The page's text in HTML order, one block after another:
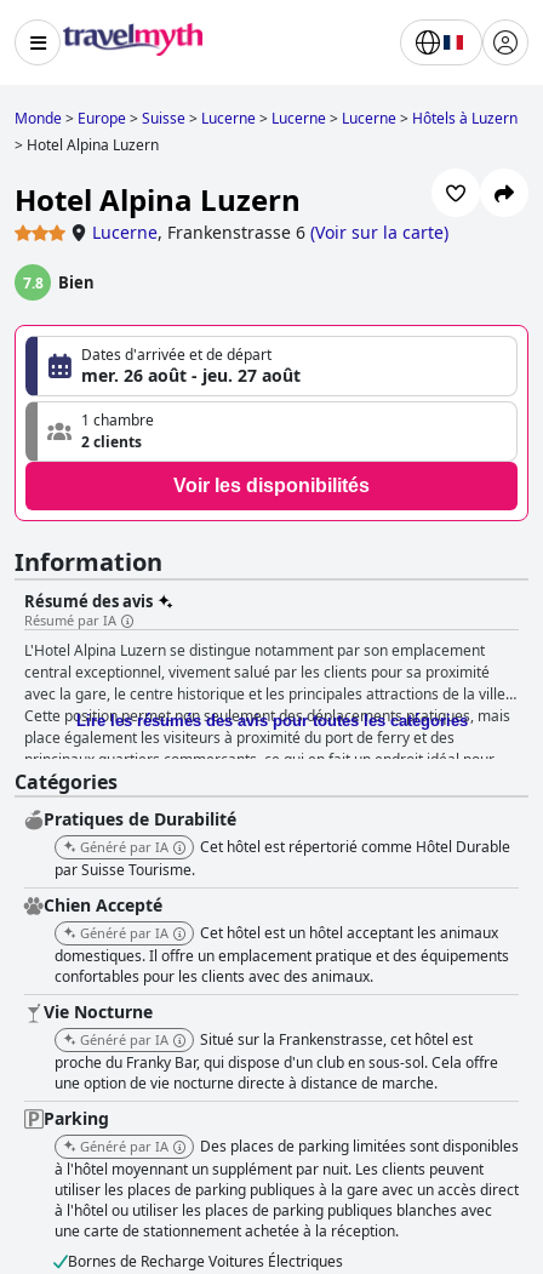
Monde> Europe>Suisse> Lucerne> Lucerne> Lucerne> Hôtels à Luzern
> Hotel Alpina Luzern
Hotel Alpina Luzern
Lucerne, Frankenstrasse 6 (Voir sur la carte)
7.8 Bien
Dates d'arrivée et de départ
mer. 26 août - jeu. 27 août
1 chambre
2 clients
Voir les disponibilités
Information
Résumé des avis
Résumé par IA
L'Hotel Alpina Luzern se distingue notamment par son emplacement
central exceptionnel, vivement salué par les clients pour sa proximité
avec la gare, le centre historique et les principales attractions de la ville.
Cette position permet non seulement des déplacements pratiques, mais
place également les visiteurs à proximité du port de ferry et des
principaux quartiers commerçants, ce qui en fait un endroit idéal pour
explorer Lucerne à pied. Le petit-déjeuner à l'Hotel Alpina Luzern est un
autre point fort, les commentaires le décrivant fréquemment comme
excellent et varié, répondant à diverses préférences alimentaires, y
compris les options végétaliennes. Les clients ont apprécié le service de
petit-déjeuner aux hôtels Metropol ou Monopol voisins, notant la qualité
et le rapport qualité-prix pour un début de journée satisfaisant. Les
chambres de l'hôtel sont louées pour leur espace et leur propreté, des
éléments essentiels pour un séjour confortable. Les familles apprécient
particulièrement les grandes chambres communicantes. Les salles de
bain, bien que parfois désuètes, sont reconnues pour leur propreté et
leurs matériaux de haute qualité. Cependant, certains clients trouvent le
décor daté et le manque de climatisation problématique, surtout par
temps chaud. Le confort des chambres est augmenté par des vues
agréables depuis les balcons et des équipements bien pensés. Le
personnel de l'Hotel Alpina Luzern est fréquemment félicité pour sa
gentillesse et son serviabilité. L'atmosphère accueillante, ainsi que
l'équipe de réception attentive et professionnelle, améliorent
considérablement l'expérience client. Les exemples de service
personnalisé, tels que les surclassements de chambre et la résolution de
problèmes techniques, soulignent davantage leur engagement envers la
satisfaction des clients. En revanche, les performances du WiFi sont
variables ; si certains clients le trouvent efficace, d'autres le décrivent
comme faible et peu fiable. Le stationnement, bien que sûr et pratique,
Lire les résumés des avis pour toutes les catégories
Catégories
Pratiques de Durabilité
Généré par IA
Cet hôtel est répertorié comme Hôtel Durable
par Suisse Tourisme.
Chien Accepté
Généré par IA
Cet hôtel est un hôtel acceptant les animaux
domestiques. Il offre un emplacement pratique et des équipements
confortables pour les clients avec des animaux.
Vie Nocturne
Généré par IA
Situé sur la Frankenstrasse, cet hôtel est
proche du Franky Bar, qui dispose d'un club en sous-sol. Cela offre
une option de vie nocturne directe à distance de marche.
Parking
Généré par IA
Des places de parking limitées sont disponibles
à l'hôtel moyennant un supplément par nuit. Les clients peuvent
utiliser les places de parking publiques à la gare avec un accès direct
à l'hôtel ou utiliser les places de parking publiques blanches avec
une carte de stationnement achetée à la réception.
Bornes de Recharge Voitures Électriques